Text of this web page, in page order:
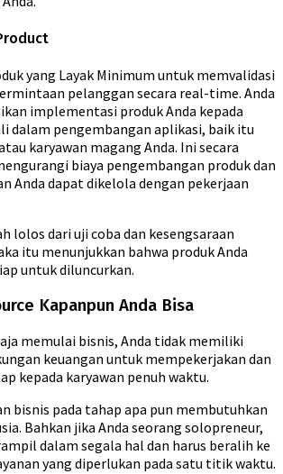
yang Layak Minimum untuk memvalidasi
pelanggan secara real-time. Anda
implementasi produk Anda kepada
dalam pengembangan aplikasi, baik itu
karyawan magang Anda. Ini secara
biaya pengembangan produk dan
Anda dapat dikelola dengan pekerjaan
lolos dari uji coba dan kesengsaraan
itu menunjukkan bahwa produk Anda
untuk diluncurkan.
Kapanpun Anda Bisa
memulai bisnis, Anda tidak memiliki
keuangan untuk mempekerjakan dan
kepada karyawan penuh waktu.
bisnis pada tahap apa pun membutuhkan
Bahkan jika Anda seorang solopreneur,
dalam segala hal dan harus beralih ke
yang diperlukan pada satu titik waktu.